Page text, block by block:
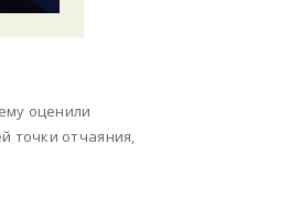
оценили
точки отчаяния,